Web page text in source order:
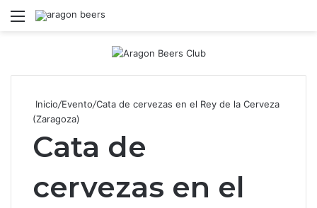
Menú
Inicio/Evento/Cata de cervezas en el Rey de la Cerveza
(Zaragoza)
Cata de
cervezas en el